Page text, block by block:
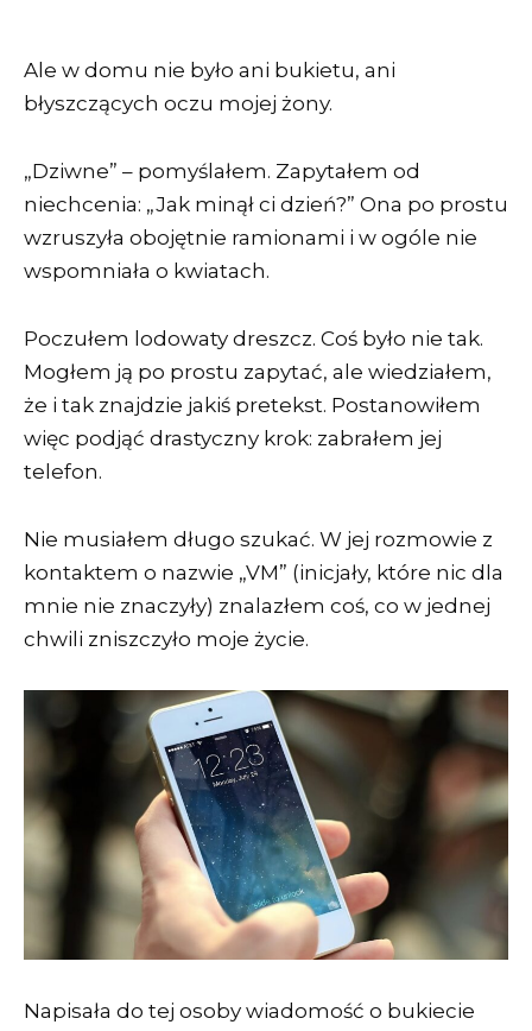
Ale w domu nie było ani bukietu, ani
błyszczących oczu mojej żony.
„Dziwne” – pomyślałem. Zapytałem od
niechcenia: „Jak minął ci dzień?” Ona po prostu
wzruszyła obojętnie ramionami i w ogóle nie
wspomniała o kwiatach.
Poczułem lodowaty dreszcz. Coś było nie tak.
Mogłem ją po prostu zapytać, ale wiedziałem,
że i tak znajdzie jakiś pretekst. Postanowiłem
więc podjąć drastyczny krok: zabrałem jej
telefon.
Nie musiałem długo szukać. W jej rozmowie z
kontaktem o nazwie „VM” (inicjały, które nic dla
mnie nie znaczyły) znalazłem coś, co w jednej
chwili zniszczyło moje życie.
Napisała do tej osoby wiadomość o bukiecie